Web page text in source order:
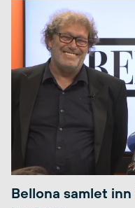
Bellona samlet